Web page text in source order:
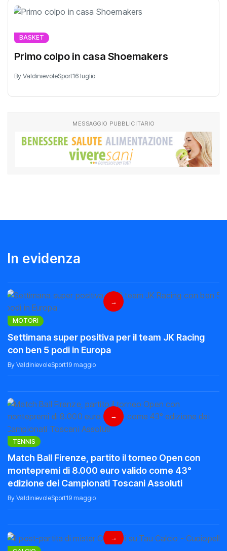
BASKET
Primo colpo in casa Shoemakers
By ValdinievoleSport16 luglio
MESSAGGIO PUBBLICITARIO
In evidenza
→
MOTORI
Settimana super positiva per il team JK Racing
con ben 5 podi in Europa
By ValdinievoleSport19 maggio
→
TENNIS
Match Ball Firenze, partito il torneo Open con
montepremi di 8.000 euro valido come 43°
edizione dei Campionati Toscani Assoluti
By ValdinievoleSport19 maggio
→